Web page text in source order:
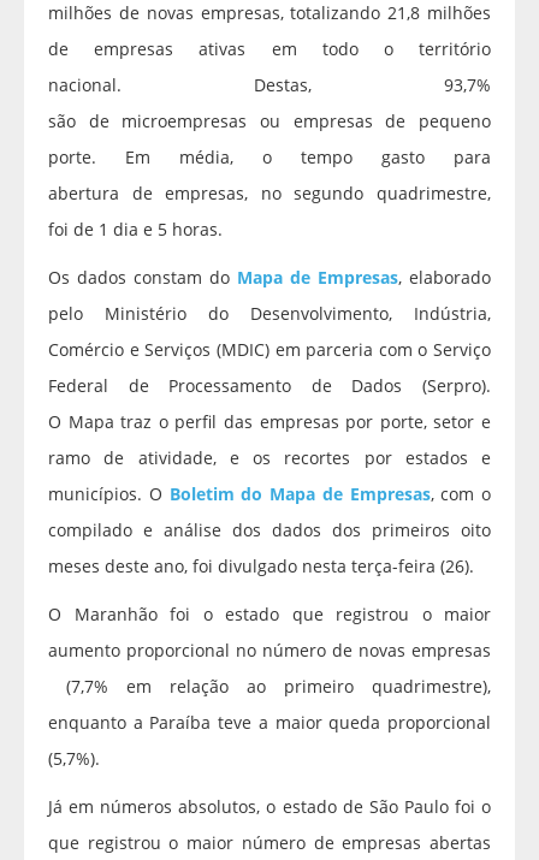
milhões de novas empresas, totalizando 21,8 milhões
de empresas ativas em todo o território
nacional. Destas, 93,7%
são de microempresas ou empresas de pequeno
porte. Em média, o tempo gasto para
abertura de empresas, no segundo quadrimestre,
foi de 1 dia e 5 horas.
Os dados constam do Mapa de Empresas, elaborado
pelo Ministério do Desenvolvimento, Indústria,
Comércio e Serviços (MDIC) em parceria com o Serviço
Federal de Processamento de Dados (Serpro).
O Mapa traz o perfil das empresas por porte, setor e
ramo de atividade, e os recortes por estados e
municípios. O Boletim do Mapa de Empresas, com o
compilado e análise dos dados dos primeiros oito
meses deste ano, foi divulgado nesta terça-feira (26).
O Maranhão foi o estado que registrou o maior
aumento proporcional no número de novas empresas
(7,7% em relação ao primeiro quadrimestre),
enquanto a Paraíba teve a maior queda proporcional
(5,7%).
Já em números absolutos, o estado de São Paulo foi o
que registrou o maior número de empresas abertas